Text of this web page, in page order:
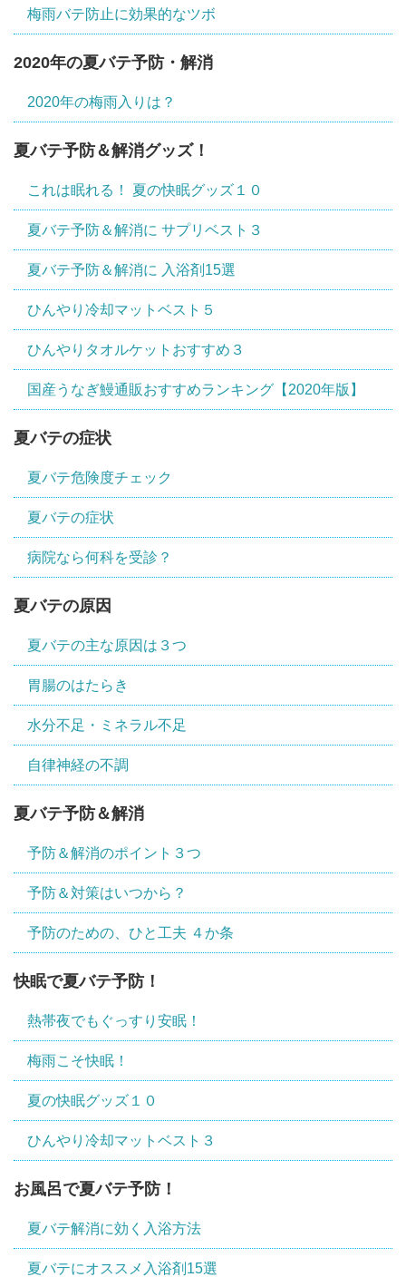
梅雨バテ防止に効果的なツボ
2020年の夏バテ予防・解消
2020年の梅雨入りは？
夏バテ予防＆解消グッズ！
これは眠れる！ 夏の快眠グッズ１０
夏バテ予防＆解消に サプリベスト３
夏バテ予防＆解消に 入浴剤15選
ひんやり冷却マットベスト５
ひんやりタオルケットおすすめ３
国産うなぎ鰻通販おすすめランキング【2020年版】
夏バテの症状
夏バテ危険度チェック
夏バテの症状
病院なら何科を受診？
夏バテの原因
夏バテの主な原因は３つ
胃腸のはたらき
水分不足・ミネラル不足
自律神経の不調
夏バテ予防＆解消
予防＆解消のポイント３つ
予防＆対策はいつから？
予防のための、ひと工夫 ４か条
快眠で夏バテ予防！
熱帯夜でもぐっすり安眠！
梅雨こそ快眠！
夏の快眠グッズ１０
ひんやり冷却マットベスト３
お風呂で夏バテ予防！
夏バテ解消に効く入浴方法
夏バテにオススメ入浴剤15選